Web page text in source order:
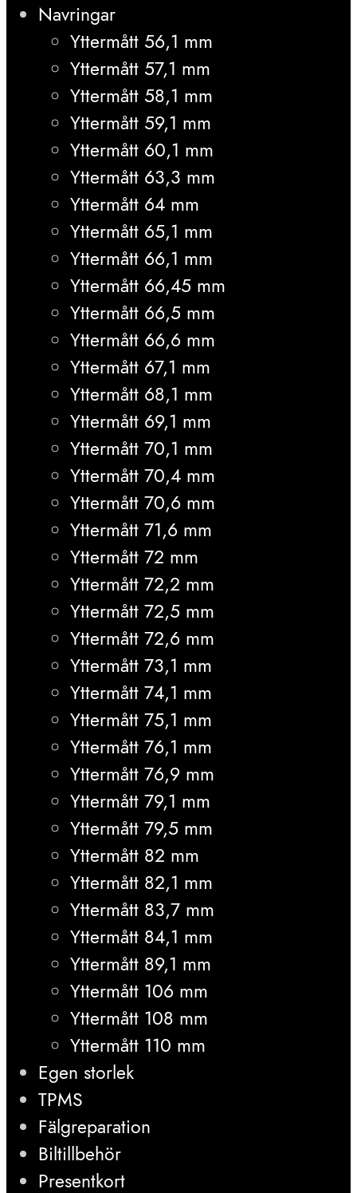
Navringar
Yttermått 56,1 mm
Yttermått 57,1 mm
Yttermått 58,1 mm
Yttermått 59,1 mm
Yttermått 60,1 mm
Yttermått 63,3 mm
Yttermått 64 mm
Yttermått 65,1 mm
Yttermått 66,1 mm
Yttermått 66,45 mm
Yttermått 66,5 mm
Yttermått 66,6 mm
Yttermått 67,1 mm
Yttermått 68,1 mm
Yttermått 69,1 mm
Yttermått 70,1 mm
Yttermått 70,4 mm
Yttermått 70,6 mm
Yttermått 71,6 mm
Yttermått 72 mm
Yttermått 72,2 mm
Yttermått 72,5 mm
Yttermått 72,6 mm
Yttermått 73,1 mm
Yttermått 74,1 mm
Yttermått 75,1 mm
Yttermått 76,1 mm
Yttermått 76,9 mm
Yttermått 79,1 mm
Yttermått 79,5 mm
Yttermått 82 mm
Yttermått 82,1 mm
Yttermått 83,7 mm
Yttermått 84,1 mm
Yttermått 89,1 mm
Yttermått 106 mm
Yttermått 108 mm
Yttermått 110 mm
Egen storlek
TPMS
Fälgreparation
Biltillbehör
Presentkort